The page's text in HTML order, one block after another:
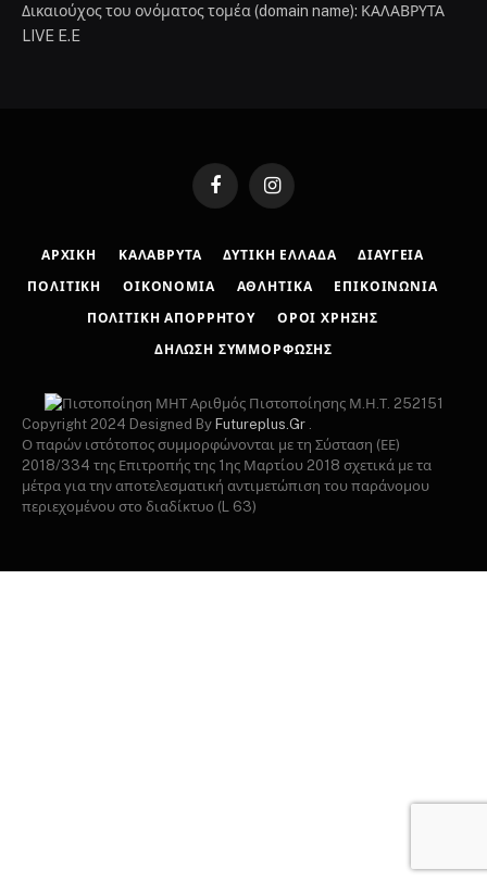
Δικαιούχος του ονόματος τομέα (domain name): ΚΑΛΑΒΡΥΤΑ
LIVE E.E
FacebookInstagram
ΑΡΧΙΚΉ ΚΑΛΆΒΡΥΤΑ ΔΥΤΙΚΉ ΕΛΛΆΔΑ ΔΙΑΎΓΕΙΑ
ΠΟΛΙΤΙΚΉ ΟΙΚΟΝΟΜΊΑ ΑΘΛΗΤΙΚΆ ΕΠΙΚΟΙΝΩΝΊΑ
ΠΟΛΙΤΙΚΉ ΑΠΟΡΡΉΤΟΥ ΌΡΟΙ ΧΡΉΣΗΣ
ΔΉΛΩΣΗ ΣΥΜΜΌΡΦΩΣΗΣ
Αριθμός Πιστοποίησης Μ.Η.Τ. 252151
Copyright 2024 Designed By Futureplus.Gr
Ο παρών ιστότοπος συμμορφώνονται με τη Σύσταση (ΕΕ)
2018/334 της Επιτροπής της 1ης Μαρτίου 2018 σχετικά με τα
μέτρα για την αποτελεσματική αντιμετώπιση του παράνομου
περιεχομένου στο διαδίκτυο (L 63)